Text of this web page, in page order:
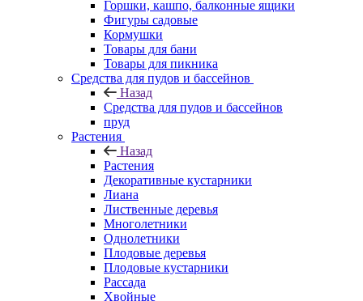
Горшки, кашпо, балконные ящики
Фигуры садовые
Кормушки
Товары для бани
Товары для пикника
Средства для пудов и бассейнов
Назад
Средства для пудов и бассейнов
пруд
Растения
Назад
Растения
Декоративные кустарники
Лиана
Лиственные деревья
Многолетники
Однолетники
Плодовые деревья
Плодовые кустарники
Рассада
Хвойные